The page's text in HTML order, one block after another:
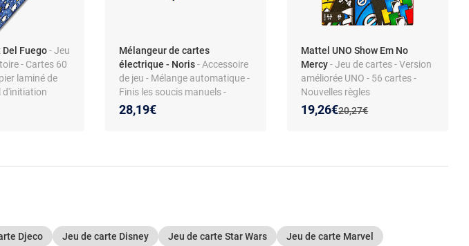
Fuego- Jeu
- Cartes 60
laminé de
d'initiation
Mélangeur de cartes
électrique - Noris- Accessoire
de jeu - Mélange automatique -
Finis les soucis manuels -
Simple et pratique
28,19€
Mattel UNO Show Em No
Mercy- Jeu de cartes - Version
améliorée UNO - 56 cartes -
Nouvelles règles
Ancien prix :
20,27€
Nouveau prix :
19,26€
Réduction de :
Djeco Jeu de carte Disney Jeu de carte Star Wars Jeu de carte Marvel